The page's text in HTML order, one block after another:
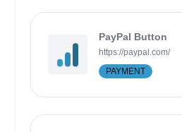
PayPal Button
https://paypal.com/
PAYMENT